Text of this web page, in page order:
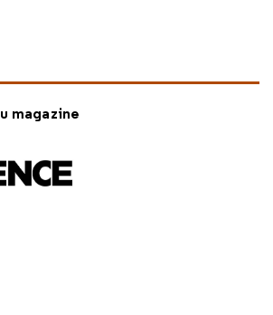
magazine